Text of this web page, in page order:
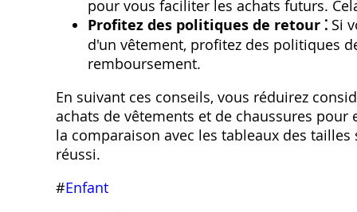
pour vous faciliter les achats futurs.
Profitez des politiques de retour ⁚ Si
d'un vêtement‚ profitez des politiques
remboursement.
En suivant ces conseils‚ vous réduirez
achats de vêtements et de chaussures
la comparaison avec les tableaux des
réussi.
#Enfant